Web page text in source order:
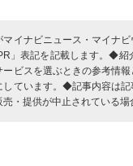
イナビニュース・マイナ
」表記を記載します。◆
ビスを選ぶときの参考情
ています。◆記事内容は
・提供が中止されている場